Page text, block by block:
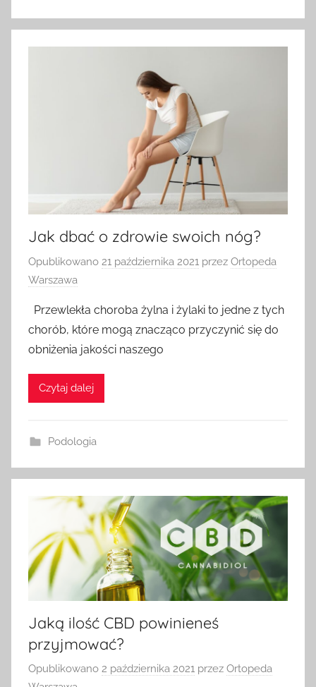
Jak dbać o zdrowie swoich nóg?
Opublikowano 21 października 2021 przez Ortopeda
Warszawa
Przewlekła choroba żylna i żylaki to jedne z tych
chorób, które mogą znacząco przyczynić się do
obniżenia jakości naszego
Czytaj dalej
Podologia
Jaką ilość CBD powinieneś
przyjmować?
Opublikowano 2 października 2021 przez Ortopeda